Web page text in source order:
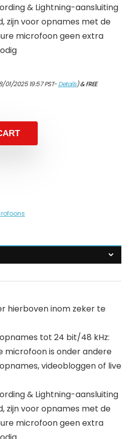
& Lightning-aansluiting
zijn voor opnames met de
microfoon geen extra
01/2025 19:57 PST-Details)&FREE
hierboven inom zeker te
tot 24 bit/48 kHz:
microfoon is onder andere
videobloggen of live
& Lightning-aansluiting
zijn voor opnames met de
microfoon geen extra